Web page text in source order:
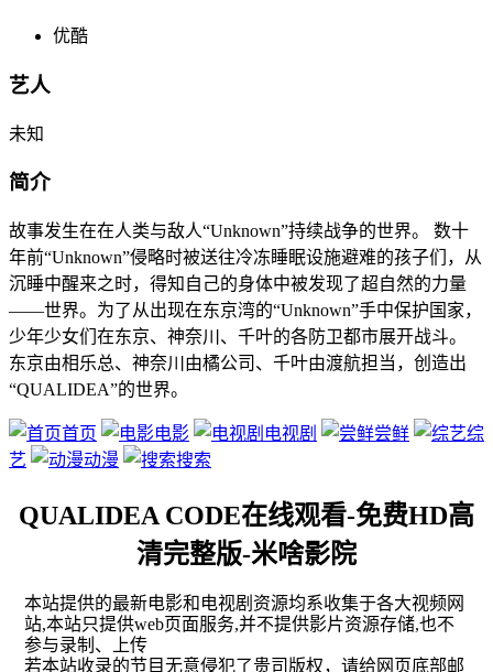
优酷
艺人
未知
简介
故事发生在在人类与敌人“Unknown”持续战争的世界。 数十
年前“Unknown”侵略时被送往冷冻睡眠设施避难的孩子们，从
沉睡中醒来之时，得知自己的身体中被发现了超自然的力量
——世界。为了从出现在东京湾的“Unknown”手中保护国家，
少年少女们在东京、神奈川、千叶的各防卫都市展开战斗。
东京由相乐总、神奈川由橘公司、千叶由渡航担当，创造出
“QUALIDEA”的世界。
首页 电影 电视剧 尝鲜
综
艺
动漫 搜索
QUALIDEA CODE在线观看-免费HD高
清完整版-米啥影院
本站提供的最新电影和电视剧资源均系收集于各大视频网
站,本站只提供web页面服务,并不提供影片资源存储,也不
参与录制、上传
若本站收录的节目无意侵犯了贵司版权，请给网页底部邮